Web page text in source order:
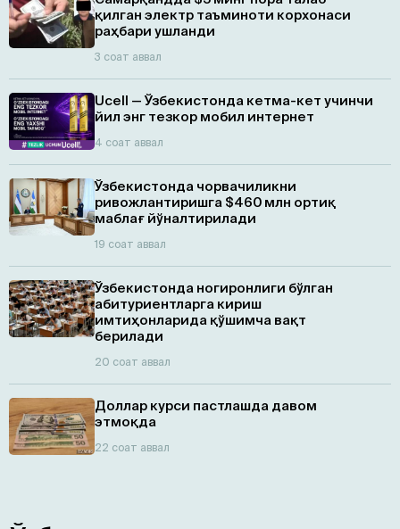
қилган электр таъминоти корхонаси
раҳбари ушланди
3 соат аввал
Ucell — Ўзбекистонда кетма-кет учинчи
йил энг тезкор мобил интернет
4 соат аввал
Ўзбекистонда чорвачиликни
ривожлантиришга $460 млн ортиқ
маблағ йўналтирилади
19 соат аввал
Ўзбекистонда ногиронлиги бўлган
абитуриентларга кириш
имтиҳонларида қўшимча вақт
берилади
20 соат аввал
Доллар курси пастлашда давом
этмоқда
22 соат аввал